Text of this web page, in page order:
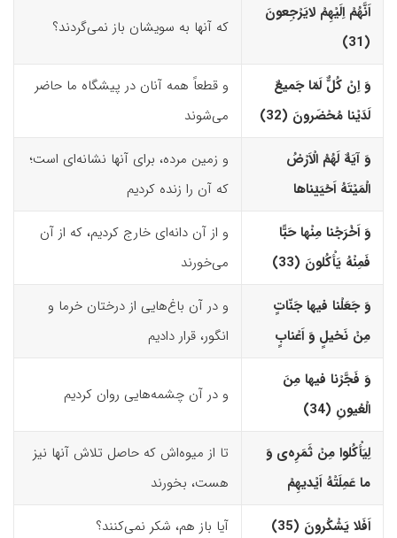
اَنَّهُمْ اِلَیْهِمْ لایَرْجِعونَ
(31)‏
که آنها به سویشان باز نمی‌گردند؟
وَ اِنْ کُلٌّ لَمّا جَمیعٌ
لَدَیْنا مُحْضَرونَ (32)‏
و قطعاً همه آنان در پیشگاه ما حاضر
می‌شوند
وَ آیَهٌ لَهُمُ الْاَرْضُ
الْمَیْتَهُ اَحْیَیْناها
و زمین مرده، برای آنها نشانه‌ای است؛
که آن را زنده کردیم
وَ اَخْرَجْنا مِنْها حَبًّا
فَمِنْهُ یَأْکُلونَ (33)‏
و از آن دانه‌ای خارج کردیم، که از آن
می‌خورند
وَ جَعَلْنا فیها جَنّاتٍ
مِنْ نَخیلٍ وَ اَعْنابٍ
و در آن باغ‌هایی از درختان خرما و
انگور، قرار دادیم
وَ فَجَّرْنا فیها مِنَ
الْعُیونِ (34)‏
و در آن چشمه‌هایی روان کردیم
لِیَأْکُلوا مِنْ ثَمَرِه‌ى وَ
ما عَمِلَتْهُ اَیْدیهِمْ
تا از میوه‌اش که حاصل تلاش آنها نیز
هست، بخورند
اَفَلا یَشْکُرونَ (35)‏ آیا باز هم، شکر نمی‌کنند؟